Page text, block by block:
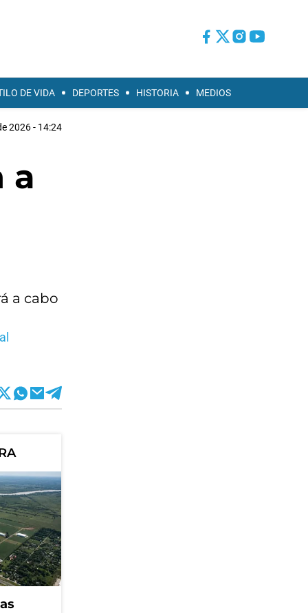
DE VIDA DEPORTES HISTORIA MEDIOS
2026 - 14:24
a
a cabo